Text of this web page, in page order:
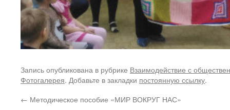
Запись опубликована в рубрике Взаимодействие с
Фотогалерея. Добавьте в закладки постоянную ссылку.
← Методическое пособие «МИР ВОКРУГ НАС»